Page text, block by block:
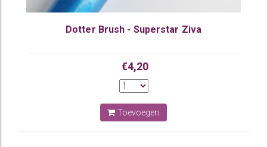
Dotter Brush - Superstar Ziva
€4,20
Toevoegen